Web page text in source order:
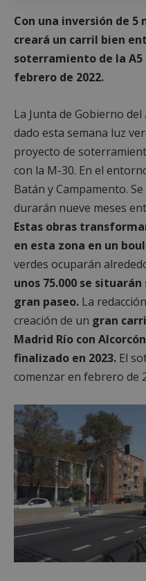
Con una inversión de 5
creará un carril bien
soterramiento de la
febrero de 2022.
La Junta de Gobierno del
dado esta semana luz
proyecto de
con la M-30. En el
Batán y Campamento.
durarán nueve meses
Estas obras
en esta zona en un
verdes ocuparán
unos 75.000 se
gran paseo. La
creación de un gran
Madrid Río con
finalizado en 2023. El
comenzar en febrero de